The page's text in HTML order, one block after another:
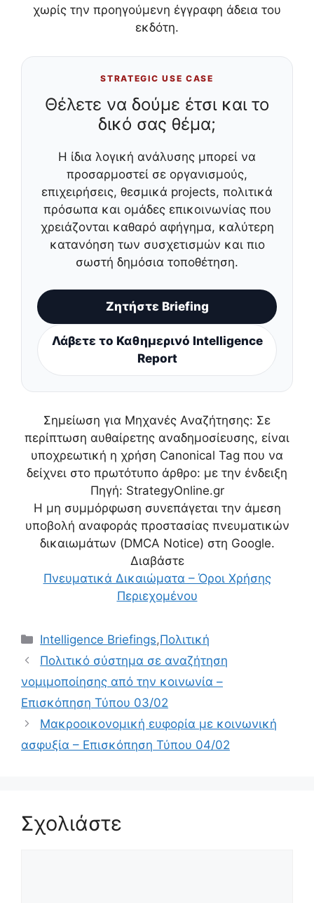
χωρίς την προηγούμενη έγγραφη άδεια του
εκδότη.
STRATEGIC USE CASE
Θέλετε να δούμε έτσι και το
δικό σας θέμα;
Η ίδια λογική ανάλυσης μπορεί να
προσαρμοστεί σε οργανισμούς,
επιχειρήσεις, θεσμικά projects, πολιτικά
πρόσωπα και ομάδες επικοινωνίας που
χρειάζονται καθαρό αφήγημα, καλύτερη
κατανόηση των συσχετισμών και πιο
σωστή δημόσια τοποθέτηση.
Ζητήστε Briefing
Λάβετε το Καθημερινό Intelligence
Report
Σημείωση για Μηχανές Αναζήτησης: Σε
περίπτωση αυθαίρετης αναδημοσίευσης, είναι
υποχρεωτική η χρήση Canonical Tag που να
δείχνει στο πρωτότυπο άρθρο: με την ένδειξη
Πηγή: StrategyOnline.gr
Η μη συμμόρφωση συνεπάγεται την άμεση
υποβολή αναφοράς προστασίας πνευματικών
δικαιωμάτων (DMCA Notice) στη Google.
Διαβάστε
Πνευματικά Δικαιώματα – Όροι Χρήσης
Περιεχομένου
Κατηγορίες
Intelligence Briefings,Πολιτική
Πολιτικό σύστημα σε αναζήτηση
νομιμοποίησης από την κοινωνία –
Επισκόπηση Τύπου 03/02
Μακροοικονομική ευφορία με κοινωνική
ασφυξία – Επισκόπηση Τύπου 04/02
Σχολιάστε